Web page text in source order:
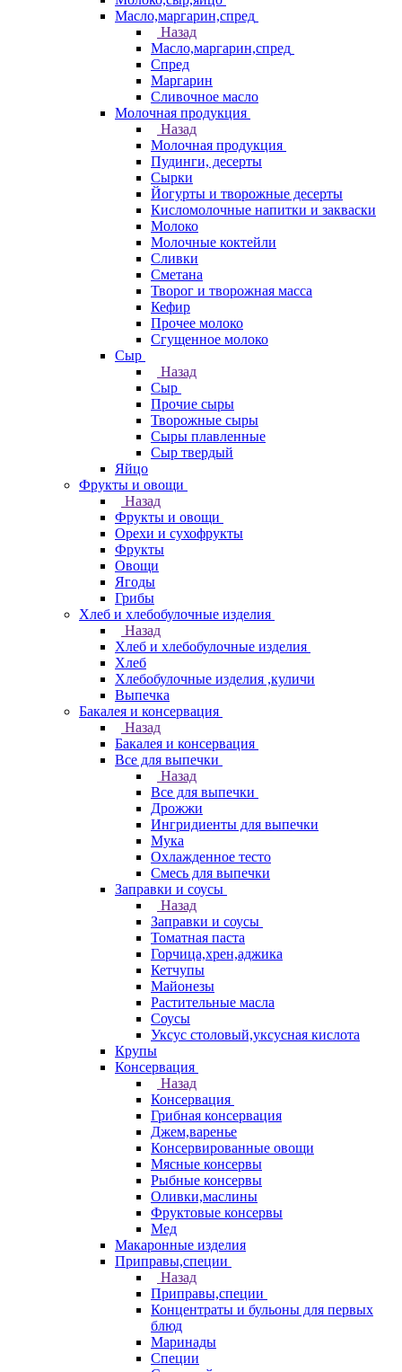
Масло,маргарин,спред
Назад
Масло,маргарин,спред
Спред
Маргарин
Сливочное масло
Молочная продукция
Назад
Молочная продукция
Пудинги, десерты
Сырки
Йогурты и творожные десерты
Кисломолочные напитки и закваски
Молоко
Молочные коктейли
Сливки
Сметана
Творог и творожная масса
Кефир
Прочее молоко
Сгущенное молоко
Сыр
Назад
Сыр
Прочие сыры
Творожные сыры
Сыры плавленные
Сыр твердый
Яйцо
Фрукты и овощи
Назад
Фрукты и овощи
Орехи и сухофрукты
Фрукты
Овощи
Ягоды
Грибы
Хлеб и хлебобулочные изделия
Назад
Хлеб и хлебобулочные изделия
Хлеб
Хлебобулочные изделия ,куличи
Выпечка
Бакалея и консервация
Назад
Бакалея и консервация
Все для выпечки
Назад
Все для выпечки
Дрожжи
Ингридиенты для выпечки
Мука
Охлажденное тесто
Смесь для выпечки
Заправки и соусы
Назад
Заправки и соусы
Томатная паста
Горчица,хрен,аджика
Кетчупы
Майонезы
Растительные масла
Соусы
Уксус столовый,уксусная кислота
Крупы
Консервация
Назад
Консервация
Грибная консервация
Джем,варенье
Консервированные овощи
Мясные консервы
Рыбные консервы
Оливки,маслины
Фруктовые консервы
Мед
Макаронные изделия
Приправы,специи
Назад
Приправы,специи
Концентраты и бульоны для первых
блюд
Маринады
Специи